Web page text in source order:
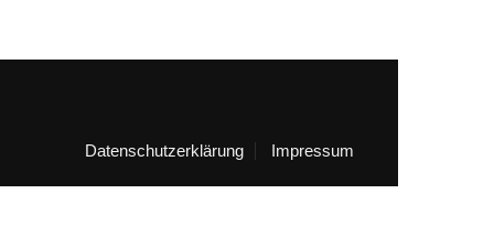
Datenschutzerklärung Impressum